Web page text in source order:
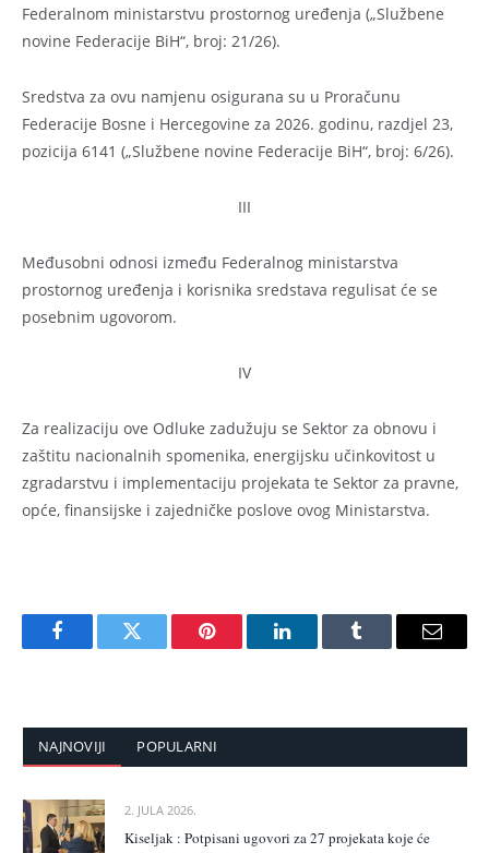
Federalnom ministarstvu prostornog uređenja („Službene
novine Federacije BiH“, broj: 21/26).
Sredstva za ovu namjenu osigurana su u Proračunu
Federacije Bosne i Hercegovine za 2026. godinu, razdjel 23,
pozicija 6141 („Službene novine Federacije BiH“, broj: 6/26).
III
Međusobni odnosi između Federalnog ministarstva
prostornog uređenja i korisnika sredstava regulisat će se
posebnim ugovorom.
IV
Za realizaciju ove Odluke zadužuju se Sektor za obnovu i
zaštitu nacionalnih spomenika, energijsku učinkovitost u
zgradarstvu i implementaciju projekata te Sektor za pravne,
opće, finansijske i zajedničke poslove ovog Ministarstva.
FacebookTwitter Pinterest LinkedInTumblr Email
NAJNOVIJI POPULARNI
2. JULA 2026.
Kiseljak : Potpisani ugovori za 27 projekata koje će